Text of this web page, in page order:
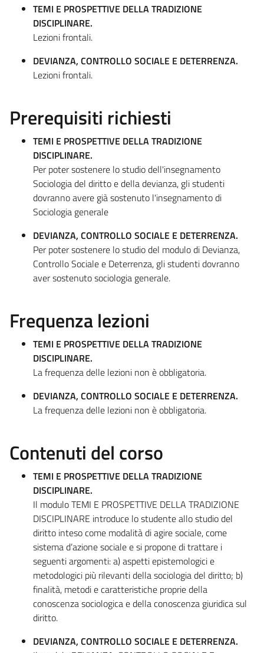
TEMI E PROSPETTIVE DELLA TRADIZIONE
DISCIPLINARE.
Lezioni frontali.
DEVIANZA, CONTROLLO SOCIALE E DETERRENZA.
Lezioni frontali.
Prerequisiti richiesti
TEMI E PROSPETTIVE DELLA TRADIZIONE
DISCIPLINARE.
Per poter sostenere lo studio dell'insegnamento
Sociologia del diritto e della devianza, gli studenti
dovranno avere già sostenuto l'insegnamento di
Sociologia generale
DEVIANZA, CONTROLLO SOCIALE E DETERRENZA.
Per poter sostenere lo studio del modulo di Devianza,
Controllo Sociale e Deterrenza, gli studenti dovranno
aver sostenuto sociologia generale.
Frequenza lezioni
TEMI E PROSPETTIVE DELLA TRADIZIONE
DISCIPLINARE.
La frequenza delle lezioni non è obbligatoria.
DEVIANZA, CONTROLLO SOCIALE E DETERRENZA.
La frequenza delle lezioni non è obbligatoria.
Contenuti del corso
TEMI E PROSPETTIVE DELLA TRADIZIONE
DISCIPLINARE.
Il modulo TEMI E PROSPETTIVE DELLA TRADIZIONE
DISCIPLINARE introduce lo studente allo studio del
diritto inteso come modalità di agire sociale, come
sistema d’azione sociale e si propone di trattare i
seguenti argomenti: a) aspetti epistemologici e
metodologici più rilevanti della sociologia del diritto; b)
finalità, metodi e caratteristiche proprie della
conoscenza sociologica e della conoscenza giuridica sul
diritto.
DEVIANZA, CONTROLLO SOCIALE E DETERRENZA.